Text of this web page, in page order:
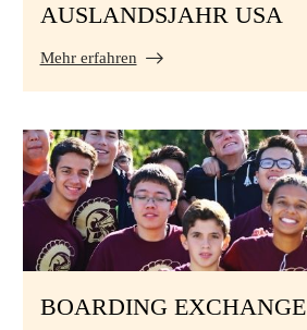
AUSLANDSJAHR USA
Mehr erfahren
BOARDING EXCHANGE